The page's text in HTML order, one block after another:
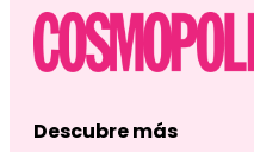
Descubre más